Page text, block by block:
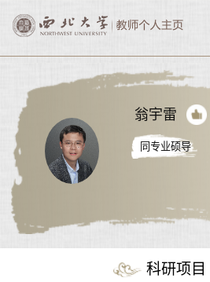
翁宇雷
同专业硕导
科研项目